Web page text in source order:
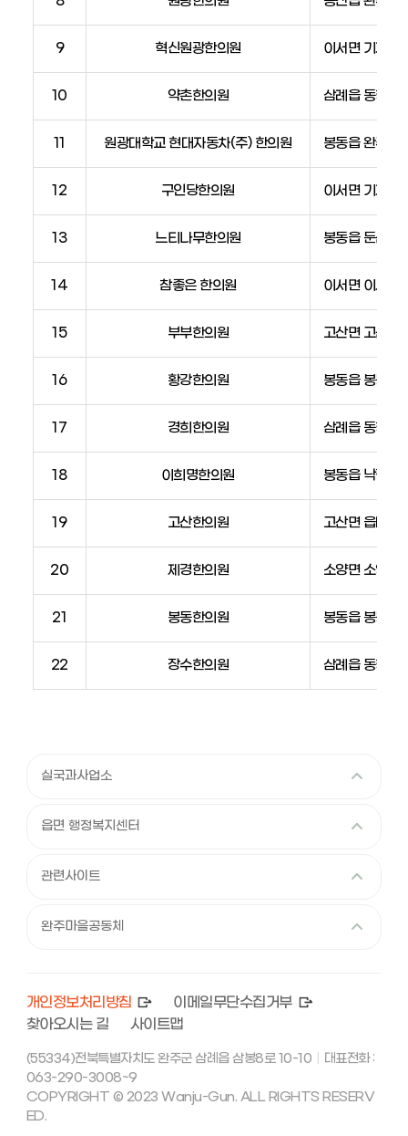
9 혁신원광한의원 이서면 기지
10 약촌한의원 삼례읍 동학로
11 원광대학교 현대자동차(주) 한의원 봉동읍 완주산
12 구인당한의원 이서면 기지
13 느티나무한의원 봉동읍 둔산3
14 참좋은 한의원 이서면 이서로
15 부부한의원 고산면 고산로
16 황강한의원 봉동읍 봉동동
17 경희한의원 삼례읍 동학로
18 이희명한의원 봉동읍 낙평장
19 고산한의원 고산면 읍내2
20 제경한의원 소양면 소양로
21 봉동한의원 봉동읍 봉동로
22 장수한의원 삼례읍 동학로
실국과사업소
읍면 행정복지센터
관련사이트
완주마을공동체
개인정보처리방침
이메일무단수집거부
찾아오시는 길
사이트맵
(55334)전북특별자치도 완주군 삼례읍 삼봉8로 10-10
대표전화 :
063-290-3008~9
COPYRIGHT © 2023 Wanju-Gun. ALL RIGHTS RESERV
ED.